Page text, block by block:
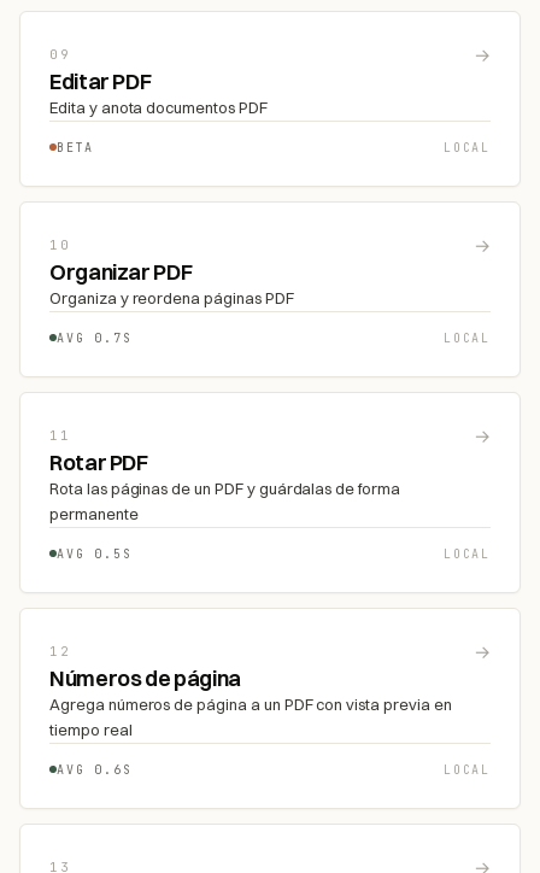
09 →
Editar PDF
Edita y anota documentos PDF
BETA LOCAL
10 →
Organizar PDF
Organiza y reordena páginas PDF
AVG 0.7S LOCAL
11 →
Rotar PDF
Rota las páginas de un PDF y guárdalas de forma
permanente
AVG 0.5S LOCAL
12 →
Números de página
Agrega números de página a un PDF con vista previa en
tiempo real
AVG 0.6S LOCAL
13 →